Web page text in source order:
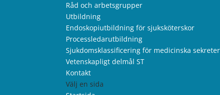
Råd och arbetsgrupper
Utbildning
Endoskopiutbildning för sjuksköterskor
Processledarutbildning
Sjukdomsklassificering för medicinska
Vetenskapligt delmål ST
Kontakt
Välj en sida